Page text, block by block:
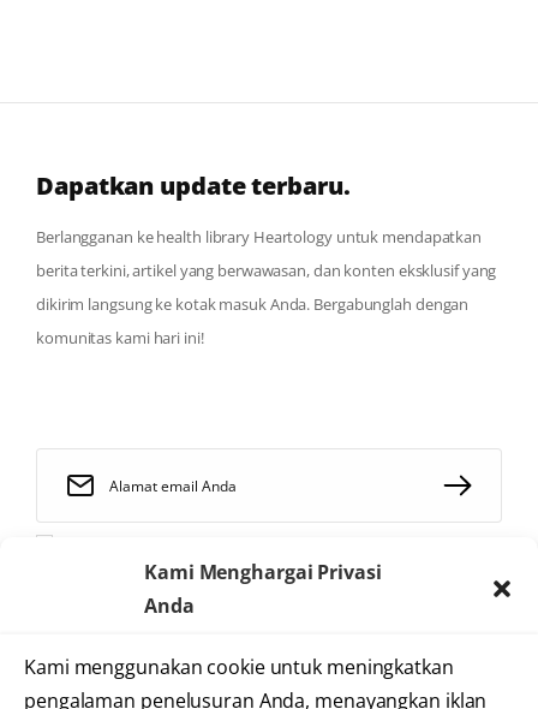
Kami Menghargai Privasi
Anda
Kami menggunakan cookie untuk meningkatkan
pengalaman penelusuran Anda, menayangkan iklan
Dapatkan update terbaru.
Berlangganan ke health library Heartology untuk mendapatkan
berita terkini, artikel yang berwawasan, dan konten eksklusif yang
dikirim langsung ke kotak masuk Anda. Bergabunglah dengan
komunitas kami hari ini!
2025 © Heartology